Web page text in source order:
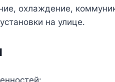
охлаждение,
на улице.